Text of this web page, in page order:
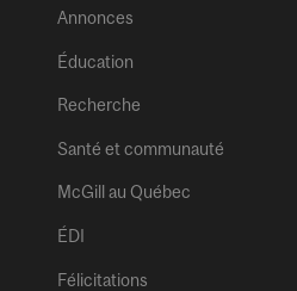
Annonces
Éducation
Recherche
Santé et communauté
McGill au Québec
ÉDI
Félicitations